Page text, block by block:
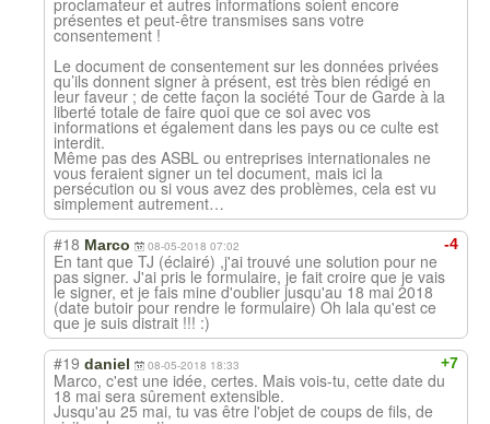
présentes et peut-être transmises sans votre
consentement !
Le document de consentement sur les données privées
qu’ils donnent signer à présent, est très bien rédigé en
leur faveur ; de cette façon la société Tour de Garde à la
liberté totale de faire quoi que ce soi avec vos
informations et également dans les pays ou ce culte est
interdit.
Même pas des ASBL ou entreprises internationales ne
vous feraient signer un tel document, mais ici la
persécution ou si vous avez des problèmes, cela est vu
simplement autrement…
-4
#18 Marco 08-05-2018 07:02
En tant que TJ (éclairé) ,j'ai trouvé une solution pour ne
pas signer. J'ai pris le formulaire, je fait croire que je vais
le signer, et je fais mine d'oublier jusqu'au 18 mai 2018
(date butoir pour rendre le formulaire) Oh lala qu'est ce
que je suis distrait !!! :)
+7
#19 daniel 08-05-2018 18:33
Marco, c'est une idée, certes. Mais vois-tu, cette date du
18 mai sera sûrement extensible.
Jusqu'au 25 mai, tu vas être l'objet de coups de fils, de